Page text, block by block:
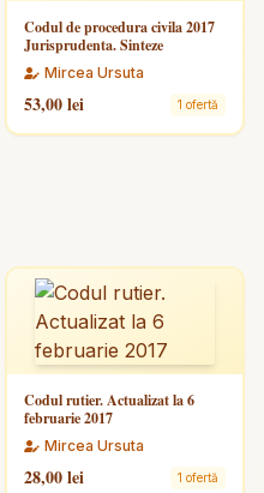
Codul de procedura civila 2017
Jurisprudenta. Sinteze
Mircea Ursuta
53,00 lei 1 ofertă
Codul rutier. Actualizat la 6
februarie 2017
Mircea Ursuta
28,00 lei 1 ofertă